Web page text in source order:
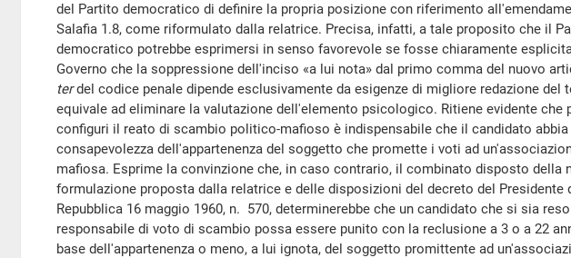
del Partito democratico di definire la propria posizione con riferimento
Salafia 1.8, come riformulato dalla relatrice. Precisa, infatti, a tale proposito che il
democratico potrebbe esprimersi in senso favorevole se fosse chiaramente
Governo che la soppressione dell'inciso «a lui nota» dal primo comma del nuovo
terdel codice penale dipende esclusivamente da esigenze di migliore redazione del
equivale ad eliminare la valutazione dell'elemento psicologico. Ritiene evidente che
configuri il reato di scambio politico-mafioso è indispensabile che il candidato abbia
consapevolezza dell'appartenenza del soggetto che promette i voti ad
mafiosa. Esprime la convinzione che, in caso contrario, il combinato disposto della
formulazione proposta dalla relatrice e delle disposizioni del decreto del Presidente
Repubblica 16 maggio 1960, n. 570, determinerebbe che un candidato che si sia reso
responsabile di voto di scambio possa essere punito con la reclusione a 3 o a 22
base dell'appartenenza o meno, a lui ignota, del soggetto promittente ad